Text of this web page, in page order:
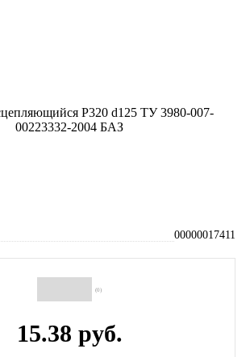
00000017411
(0)
15.38 руб.